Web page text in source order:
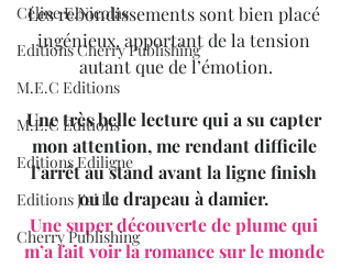
Céline E.Nicolas
Editions Cherry Publishing
M.E.C Editions
M.E.C Editions
Editions Ediligne
Editions J'ai Lu
Cherry Publishing
Les rebondissements sont bien placé
ingénieux, apportant de la tension
autant que de l’émotion.
Une très belle lecture qui a su capter
mon attention, me rendant difficile
l’arrêt au stand avant la ligne finish
ou le drapeau à damier.
Une super découverte de plume qui
m’a fait voir la romance sur le monde